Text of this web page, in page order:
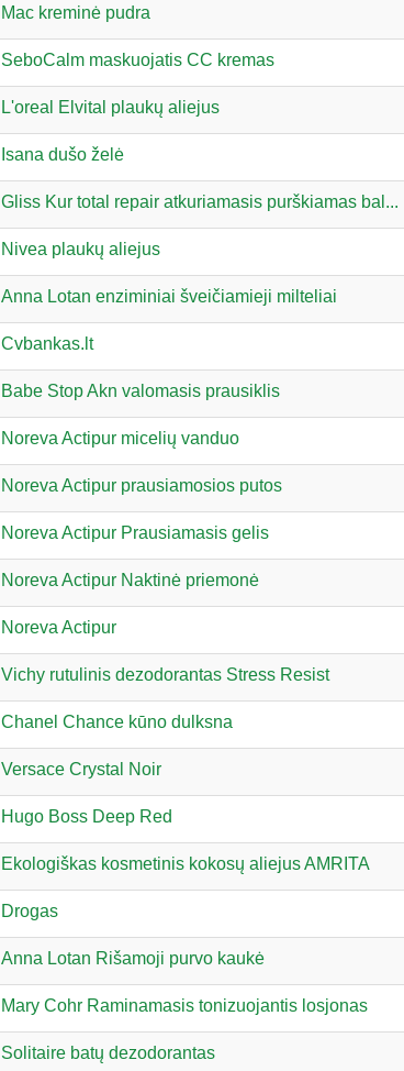
Mac kreminė pudra
SeboCalm maskuojatis CC kremas
L'oreal Elvital plaukų aliejus
Isana dušo želė
Gliss Kur total repair atkuriamasis purškiamas bal...
Nivea plaukų aliejus
Anna Lotan enziminiai šveičiamieji milteliai
Cvbankas.lt
Babe Stop Akn valomasis prausiklis
Noreva Actipur micelių vanduo
Noreva Actipur prausiamosios putos
Noreva Actipur Prausiamasis gelis
Noreva Actipur Naktinė priemonė
Noreva Actipur
Vichy rutulinis dezodorantas Stress Resist
Chanel Chance kūno dulksna
Versace Crystal Noir
Hugo Boss Deep Red
Ekologiškas kosmetinis kokosų aliejus AMRITA
Drogas
Anna Lotan Rišamoji purvo kaukė
Mary Cohr Raminamasis tonizuojantis losjonas
Solitaire batų dezodorantas